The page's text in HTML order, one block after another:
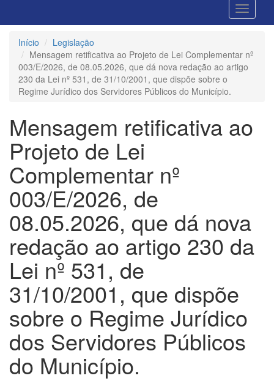
Início
Legislação
Mensagem retificativa ao Projeto de Lei Complementar nº
003/E/2026, de 08.05.2026, que dá nova redação ao artigo
230 da Lei nº 531, de 31/10/2001, que dispõe sobre o
Regime Jurídico dos Servidores Públicos do Município.
Mensagem retificativa ao
Projeto de Lei
Complementar nº
003/E/2026, de
08.05.2026, que dá nova
redação ao artigo 230 da
Lei nº 531, de
31/10/2001, que dispõe
sobre o Regime Jurídico
dos Servidores Públicos
do Município.